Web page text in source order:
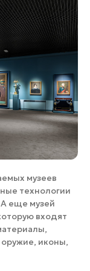
музеев
технологии
еще музей
входят
оружие, иконы,